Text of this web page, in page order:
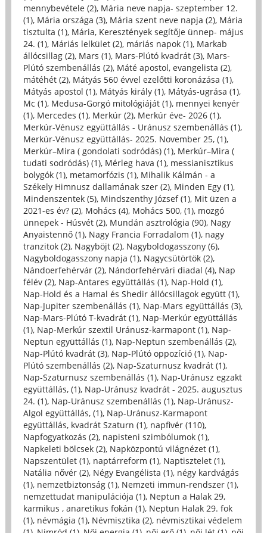
mennybevétele (2), Mária neve napja- szeptember 12.
(1), Mária országa (3), Mária szent neve napja (2), Mária
tisztulta (1), Mária, Keresztények segítője ünnep- május
24. (1), Máriás lelkület (2), máriás napok (1), Markab
állócsillag (2), Mars (1), Mars-Plútó kvadrát (3), Mars-
Plútó szembenállás (2), Máté apostol, evangelista (2),
mátéhét (2), Mátyás 560 évvel ezelőtti koronázása (1),
Mátyás apostol (1), Mátyás király (1), Mátyás-ugrása (1),
Mc (1), Medusa-Gorgó mitológiáját (1), mennyei kenyér
(1), Mercedes (1), Merkúr (2), Merkúr éve- 2026 (1),
Merkúr-Vénusz együttállás - Uránusz szembenállás (1),
Merkúr-Vénusz együttállás- 2025. November 25, (1),
Merkúr–Mira ( gondolati sodródás) (1), Merkúr–Mira (
tudati sodródás) (1), Mérleg hava (1), messianisztikus
bolygók (1), metamorfózis (1), Mihalik Kálmán - a
Székely Himnusz dallamának szer (2), Minden Egy (1),
Mindenszentek (5), Mindszenthy József (1), Mit üzen a
2021-es év? (2), Mohács (4), Mohács 500, (1), mozgó
ünnepek - Húsvét (2), Mundán asztrológia (90), Nagy
Anyaistennő (1), Nagy Francia Forradalom (1), nagy
tranzitok (2), Nagyböjt (2), Nagyboldogasszony (6),
Nagyboldogasszony napja (1), Nagycsütörtök (2),
Nándoerfehérvár (2), Nándorfehérvári diadal (4), Nap
félév (2), Nap-Antares együttállás (1), Nap-Hold (1),
Nap-Hold és a Hamal és Shedir állócsillagok együtt (1),
Nap-Jupiter szembenállás (1), Nap-Mars együttállás (3),
Nap-Mars-Plútó T-kvadrát (1), Nap-Merkúr együttállás
(1), Nap-Merkúr szextil Uránusz-karmapont (1), Nap-
Neptun együttállás (1), Nap-Neptun szembenállás (2),
Nap-Plútó kvadrát (3), Nap-Plútó oppozíció (1), Nap-
Plútó szembenállás (2), Nap-Szaturnusz kvadrát (1),
Nap-Szaturnusz szembenállás (1), Nap-Uránusz egzakt
együttállás, (1), Nap-Uránusz kvadrát - 2025. augusztus
24. (1), Nap-Uránusz szembenállás (1), Nap-Uránusz-
Algol együttállás, (1), Nap-Uránusz-Karmapont
együttállás, kvadrát Szaturn (1), napfivér (110),
Napfogyatkozás (2), napisteni szimbólumok (1),
Napkeleti bölcsek (2), Napközpontú világnézet (1),
Napszentület (1), naptárreform (1), Naptisztelet (1),
Natália nővér (2), Négy Evangélista (1), négy kardvágás
(1), nemzetbiztonság (1), Nemzeti immun-rendszer (1),
nemzettudat manipulációja (1), Neptun a Halak 29,
karmikus , anaretikus fokán (1), Neptun Halak 29. fok
(1), névmágia (1), Névmisztika (2), névmisztikai védelem